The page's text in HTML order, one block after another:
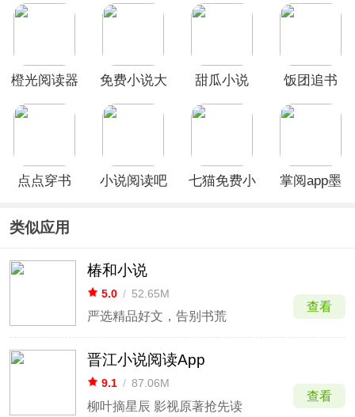
橙光阅读器
免费小说大
甜瓜小说
饭团追书
点点穿书
小说阅读吧
七猫免费小
掌阅app墨
类似应用
椿和小说
5.0 / 52.65M
严选精品好文，告别书荒
查看
晋江小说阅读App
9.1 / 87.06M
柳叶摘星辰 影视原著抢先读
查看